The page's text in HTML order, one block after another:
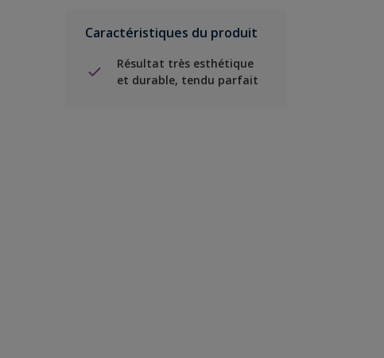
Caractéristiques du produit
Résultat très esthétique
et durable, tendu parfait